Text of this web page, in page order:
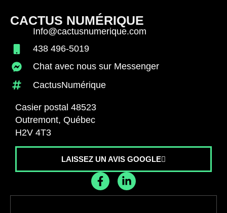
CACTUS NUMÉRIQUE
Info@cactusnumerique.com
438 496-5019
Chat avec nous sur Messenger
CactusNumérique
Casier postal 48523
Outremont, Québec
H2V 4T3
LAISSEZ UN AVIS GOOGLE